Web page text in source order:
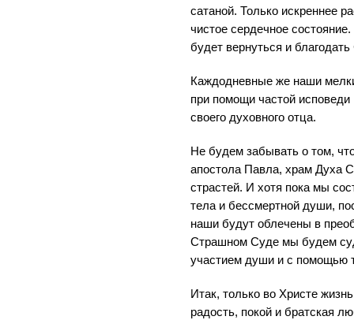
сатаной. Только искреннее
чистое сердечное
будет вернуться и
Каждодневные же наши
при помощи частой
своего духовного отца.
Не будем забывать о том,
апостола Павла, храм Духа
страстей. И хотя пока мы
тела и бессмертной души,
наши будут облечены в
Страшном Суде мы будем
участием души и с помощью
Итак, только во Христе
радость, покой и братская